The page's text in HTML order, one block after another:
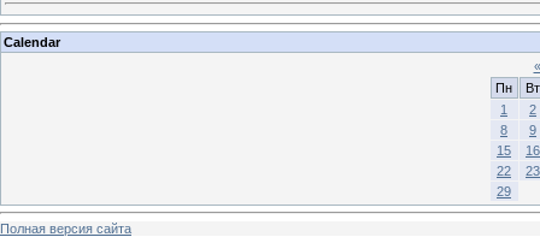
Calendar
«
Пн
Вт
1
2
8
9
15
16
22
23
29
Полная версия сайта